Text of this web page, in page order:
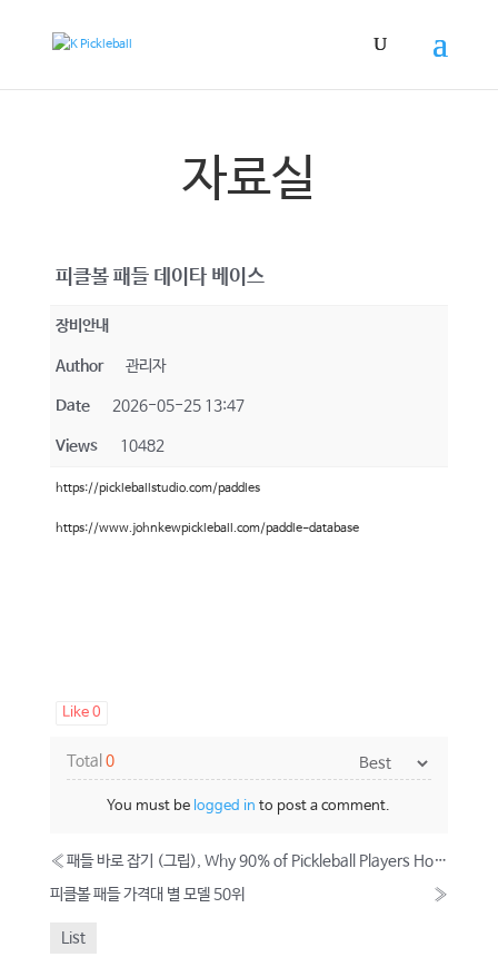
자료실
피클볼 패들 데이타 베이스
장비안내
Author 관리자
Date 2026-05-25 13:47
Views 10482
https://pickleballstudio.com/paddles
https://www.johnkewpickleball.com/paddle-database
Like 0
Total 0
You must be logged in to post a comment.
«
패들 바로 잡기 (그립), Why 90% of Pickleball Players Hold Their Paddle Wrong
피클볼 패들 가격대 별 모델 50위
»
List